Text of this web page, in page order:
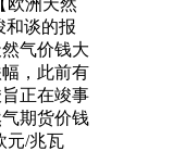
和谈的报
气价钱大
，此前有
正在竣事
期货价钱
元/兆瓦